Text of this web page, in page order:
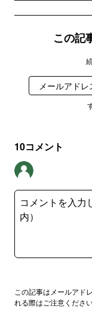
この記
10コメント
この記事はメールアド
れる際はご注意ください